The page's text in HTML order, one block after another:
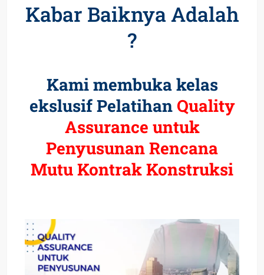
Kabar Baiknya Adalah
?
Kami membuka kelas
ekslusif Pelatihan Quality
Assurance untuk
Penyusunan Rencana
Mutu Kontrak Konstruksi